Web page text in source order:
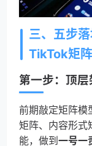
三、五步
TikTok矩阵
第一步：顶
前期敲定矩阵模
矩阵、内容形式
能，做到 一号一